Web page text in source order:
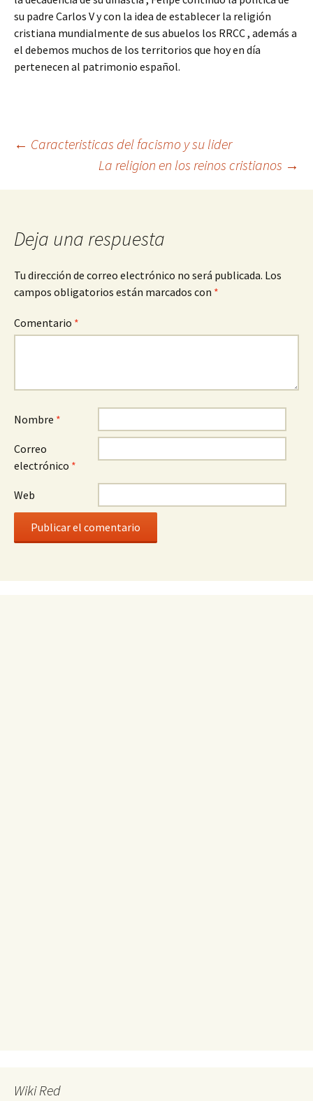
su padre Carlos V y con la idea de establecer la religión
cristiana mundialmente de sus abuelos los RRCC , además a
el debemos muchos de los territorios que hoy en día
pertenecen al patrimonio español.
Navegación
de
entradas
← Caracteristicas del facismo y su lider
La religion en los reinos cristianos →
Deja una respuesta
Tu dirección de correo electrónico no será publicada. Los
campos obligatorios están marcados con *
Comentario *
Nombre *
Correo
electrónico *
Web
Wiki Red